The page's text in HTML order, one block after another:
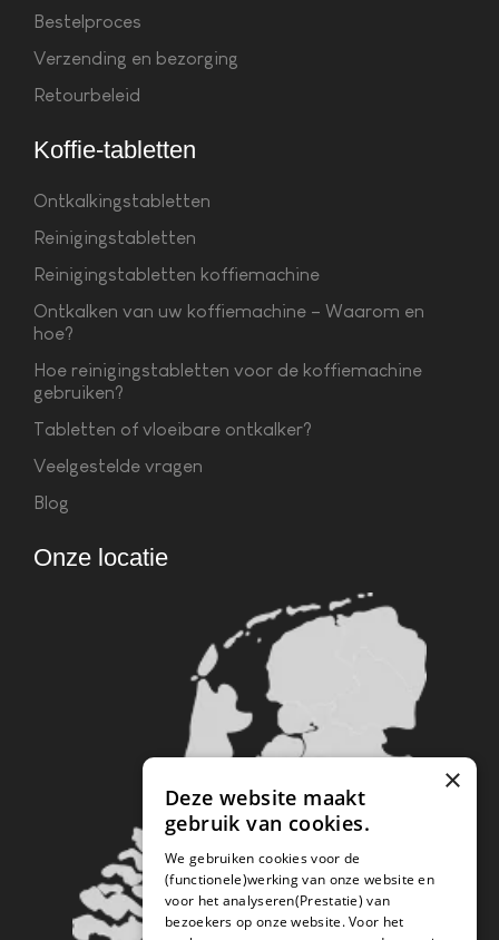
Bestelproces
Verzending en bezorging
Retourbeleid
Koffie-tabletten
Ontkalkingstabletten
Reinigingstabletten
Reinigingstabletten koffiemachine
Ontkalken van uw koffiemachine – Waarom en
hoe?
Hoe reinigingstabletten voor de koffiemachine
gebruiken?
Tabletten of vloeibare ontkalker?
Veelgestelde vragen
Blog
Onze locatie
×
Deze website maakt
gebruik van cookies.
We gebruiken cookies voor de
(functionele)werking van onze website en
voor het analyseren(Prestatie) van
bezoekers op onze website. Voor het